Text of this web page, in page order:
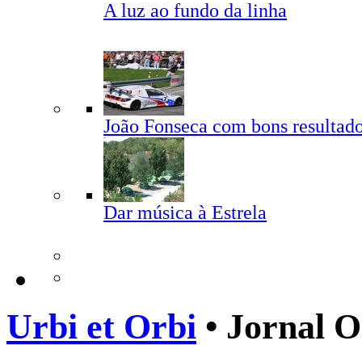
A luz ao fundo da linha
João Fonseca com bons
Dar música à Estrela
Urbi et Orbi • Jornal